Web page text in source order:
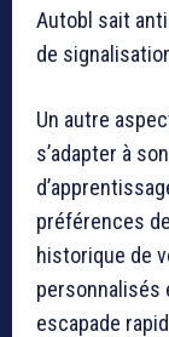
Autobl sait
de
Un autre
s’adapter à
préférences
historique de
personnalisés
escapade